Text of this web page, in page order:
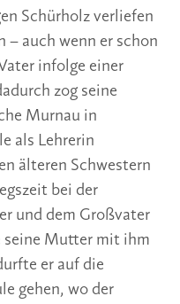
Schürholz verliefen
auch wenn er schon
infolge einer
zog seine
Murnau in
als Lehrerin
älteren Schwestern
bei der
und dem Großvater
seine Mutter mit ihm
er auf die
gehen, wo der